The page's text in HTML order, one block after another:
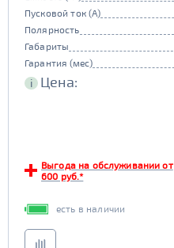
Пусковой ток (А)
Полярность
Габариты
Гарантия (мес)
i Цена:
Выгода на обслуживании от
600 руб.*
есть в наличии